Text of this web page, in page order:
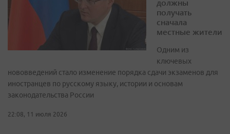
должны
получать
сначала
местные жители
Одним из
ключевых
нововведений стало изменение порядка сдачи экзаменов для
иностранцев по русскому языку, истории и основам
законодательства России
22:08, 11 июля 2026